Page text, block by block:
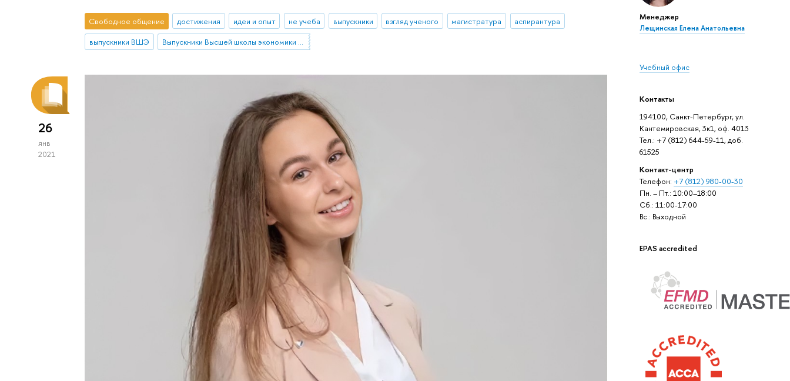
Менеджер
Лещинская Елена Анатольевна
Учебный офис
Контакты
194100, Санкт-Петербург, ул.
Кантемировская, 3к1, оф. 4013
Тел.: +7 (812) 644-59-11, доб.
61525
Контакт-центр
Телефон: +7 (812) 980-00-30
Пн. – Пт.: 10:00–18:00
Сб.: 11:00-17:00
Вс.: Выходной
EPAS accredited
Свободное общение достижения идеи и опыт не учеба выпускники взгляд ученого магистратура
аспирантура
выпускники ВШЭ
Выпускники Высшей школы экономики в Санкт-Петербурге
26
янв
2021